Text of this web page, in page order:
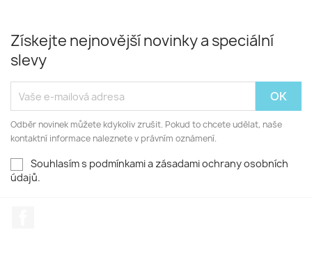
Získejte nejnovější novinky a speciální
slevy
Odběr novinek můžete kdykoliv zrušit. Pokud to chcete udělat, naše
kontaktní informace naleznete v právním oznámení.
Souhlasím s podmínkami a zásadami ochrany osobních
údajů.